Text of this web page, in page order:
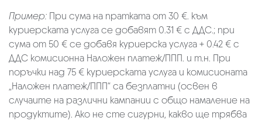
Пример: При сума на пратката от 30 €. към
куриерската услуга се добавят 0.31 € с ДДС.; при
сума от 50 € се добавя куриерска услуга + 0.42 € с
ДДС комисионна Наложен платеж/ППП. и т.н. При
поръчки над 75 € куриерската услуга и комисионата
„Наложен платеж/ППП“ са безплатни (освен в
случаите на различни кампании с общо намаление на
продуктите). Ако не сте сигурни, какво ще трябва